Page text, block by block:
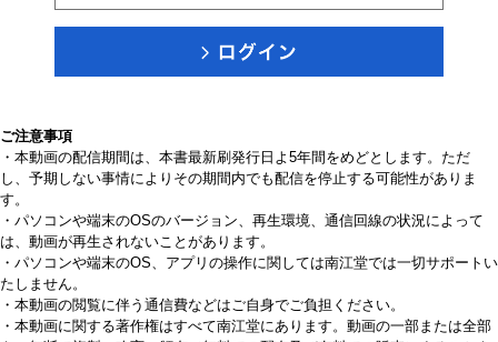
ご注意事項
・本動画の配信期間は、本書最新刷発行日よ5年間をめどとします。ただ
し、予期しない事情によりその期間内でも配信を停止する可能性がありま
す。
・パソコンや端末のOSのバージョン、再生環境、通信回線の状況によって
は、動画が再生されないことがあります。
・パソコンや端末のOS、アプリの操作に関しては南江堂では一切サポートい
たしません。
・本動画の閲覧に伴う通信費などはご自身でご負担ください。
・本動画に関する著作権はすべて南江堂にあります。動画の一部または全部